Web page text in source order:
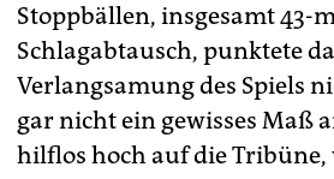
Stoppbällen, insgesamt 43-
Schlagabtausch, punktete
Verlangsamung des Spiels
gar nicht ein gewisses Maß
hilflos hoch auf die Tribüne,